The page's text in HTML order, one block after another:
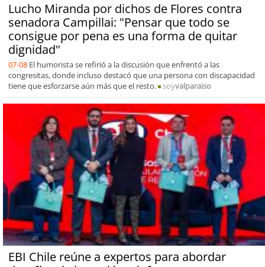
Lucho Miranda por dichos de Flores contra
senadora Campillai: "Pensar que todo se
consigue por pena es una forma de quitar
dignidad"
07-08 El humorista se refirió a la discusión que enfrentó a las
congresitas, donde incluso destacó que una persona con discapacidad
tiene que esforzarse aún más que el resto.
soyvalparaiso
EBI Chile reúne a expertos para abordar